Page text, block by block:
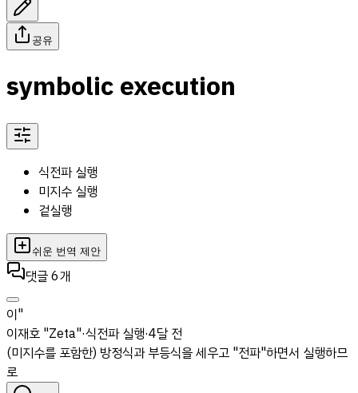
공유
symbolic execution
식전파 실행
미지수 실행
겉실행
쉬운 번역 제안
댓글6개
이"
이재호 "Zeta"·식전파 실행·4달 전
(미지수를 포함한) 방정식과 부등식을 세우고 "전파"하면서 실행하므
로